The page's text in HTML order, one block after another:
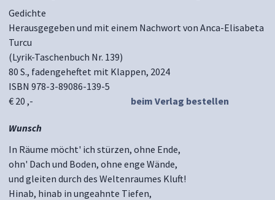
Gedichte
Herausgegeben und mit einem Nachwort von Anca-Elisabeta
Turcu
(Lyrik-Taschenbuch Nr. 139)
80 S., fadengeheftet mit Klappen, 2024
ISBN 978-3-89086-139-5
€ 20 ,-
beim Verlag bestellen
Wunsch
In Räume möcht' ich stürzen, ohne Ende,
ohn' Dach und Boden, ohne enge Wände,
und gleiten durch des Weltenraumes Kluft!
Hinab, hinab in ungeahnte Tiefen,